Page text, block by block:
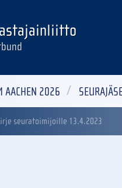
AACHEN 2026
seuratoimijoille 13.4.2023